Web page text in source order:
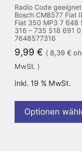
Radio Code
Bosch CM8577 Fiat
Fiat 350 MP3 7 648
316 – 735 518 691 0
7648577316
9,99 € ( 8,39 €
MwSt. )
inkl. 19 % MwSt.
Optionen